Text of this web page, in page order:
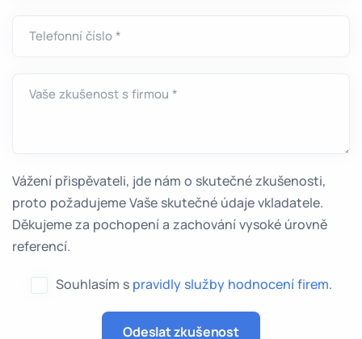
Telefonní číslo *
Vaše zkušenost s firmou *
Vážení přispěvateli, jde nám o skutečné zkušenosti,
proto požadujeme Vaše skutečné údaje vkladatele.
Děkujeme za pochopení a zachování vysoké úrovně
referencí.
Souhlasím s pravidly služby hodnocení firem.